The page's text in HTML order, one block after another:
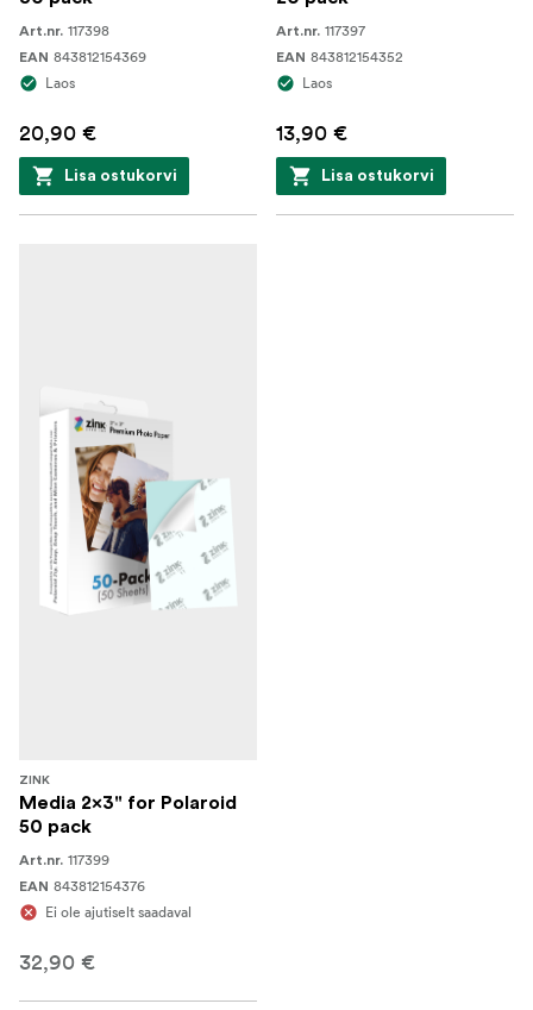
Art.nr. 117398
EAN 843812154369
Laos
20,90 €
Lisa ostukorvi
Art.nr. 117397
EAN 843812154352
Laos
13,90 €
Lisa ostukorvi
ZINK
Media 2x3" for Polaroid
50 pack
Art.nr. 117399
EAN 843812154376
Ei ole ajutiselt saadaval
32,90 €